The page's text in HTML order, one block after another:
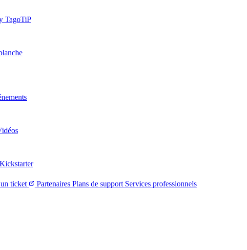
TagoTiP
Kickstarter
ticket Partenaires Plans de support Services professionnels